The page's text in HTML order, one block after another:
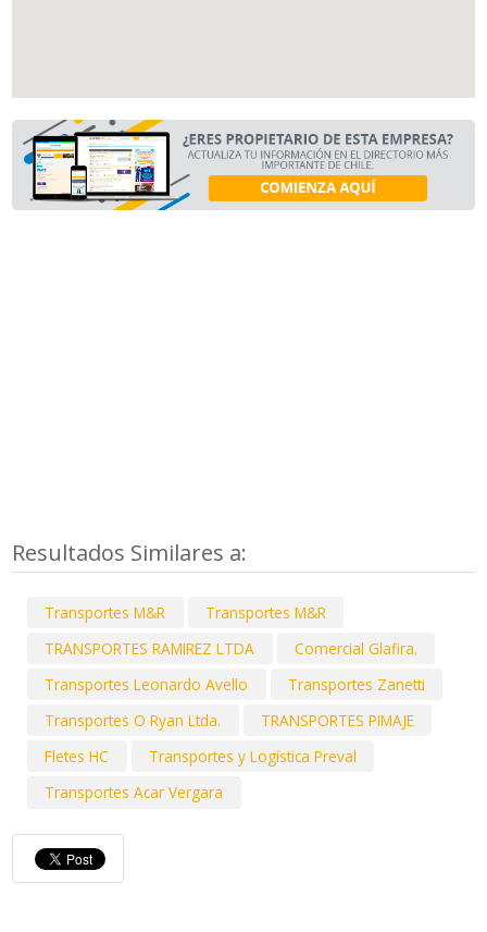
Resultados Similares a:
Transportes M&R
Transportes M&R
TRANSPORTES RAMIREZ LTDA
Comercial Glafira.
Transportes Leonardo Avello
Transportes Zanetti
Transportes O Ryan Ltda.
TRANSPORTES PIMAJE
Fletes HC
Transportes y Logística Preval
Transportes Acar Vergara